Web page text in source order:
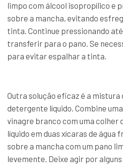
limpo com álcool isopropílico e
sobre a mancha, evitando
tinta. Continue pressionando
transferir para o pano. Se
para evitar espalhar a tinta.
Outra solução eficaz é a mistura
detergente líquido. Combine
vinagre branco com uma colher
líquido em duas xícaras de água
sobre a mancha com um pano
levemente. Deixe agir por